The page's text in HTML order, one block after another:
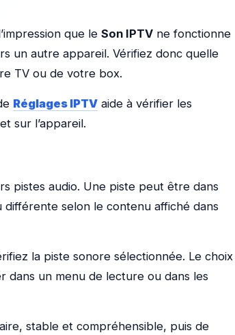
que le Son IPTV ne fonctionne
un autre appareil. Vérifiez donc quelle
TV ou de votre box.
Réglages IPTV aide à vérifier les
sur l’appareil.
pistes audio. Une piste peut être dans
selon le contenu affiché dans
la piste sonore sélectionnée. Le choix
dans un menu de lecture ou dans les
stable et compréhensible, puis de